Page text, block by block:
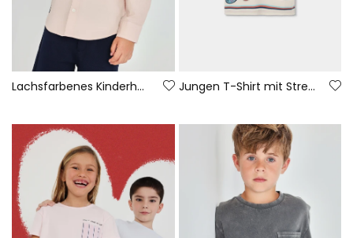
Lachsfarbenes Kinderhemd Jungen T-Shirt mit Streifenmuster.